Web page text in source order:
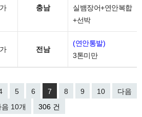
충남
실뱀장어+연안복합
+선박
전남
(연안통발)
3톤미만
5 6 7 8 9 10
다음
음 10개
306 건